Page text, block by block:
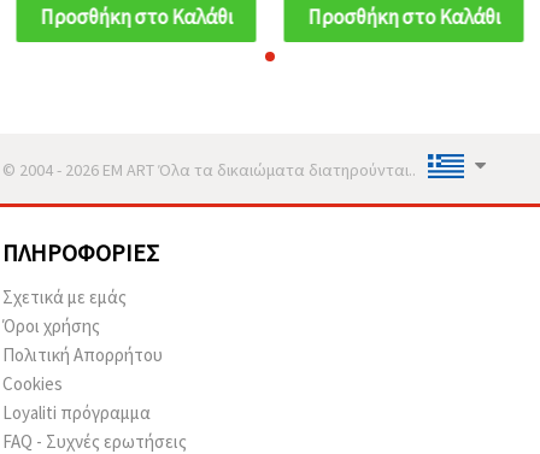
Προσθήκη στο Καλάθι Προσθήκη στο Καλάθι
© 2004 - 2026 EM ART Όλα τα δικαιώματα διατηρούνται..
ΠΛΗΡΟΦΟΡΊΕΣ
Σχετικά με εμάς
Όροι χρήσης
Πολιτική Απορρήτου
Cookies
Loyaliti πρόγραμμα
FAQ - Συχνές ερωτήσεις